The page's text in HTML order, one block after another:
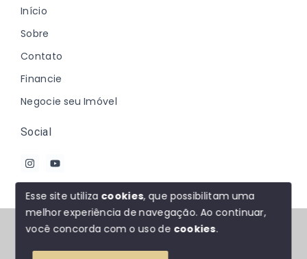
Início
Sobre
Contato
Financie
Negocie seu Imóvel
Social
© Copyright 2026 - Johanna Marques - Todos os
Esse site utiliza cookies, que possibilitam uma
melhor experiência de navegação.Ao continuar,
você concorda com o uso de cookies.